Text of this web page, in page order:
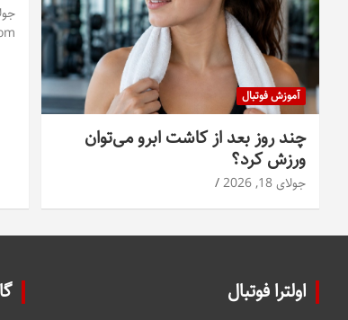
آموزش فوتبال
چند روز بعد از کاشت ابرو می‌توان
ورزش کرد؟
جولای 18, 2026
اولترا فوتبال